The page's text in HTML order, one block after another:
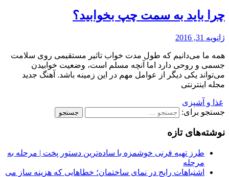
چرا باید به سمت چپ بخوابید؟
ژانویه 31, 2016
همه ما می‌دانیم که طول مدت خواب تاثیر مستقیمی روی سلامت
جسمی و روحی دارد اما آنچه مسلم است، وضعیت خوابیدن
می‌تواند یکی دیگر از عوامل مهم در این زمینه باشد. آهنگ جدید
مجله اینترنتی
غذا و آشپزی
جستجو برای:
نوشته‌های تازه
طرز تهیه فرنی خوشمزه با ساده‌ترین دستور پخت | مرحله به
مرحله
اشتباهات رایج در نمای ساختمان؛ خطاهایی که هزینه ساز می